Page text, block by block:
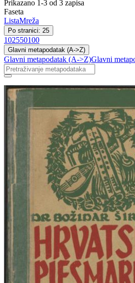
Prikazano 1-3 od 3 zapisa
Faseta
ListaMreža
Po stranici: 25
102550100
Glavni metapodatak (A->Z)
Glavni metapodatak (A->Z)Glavni